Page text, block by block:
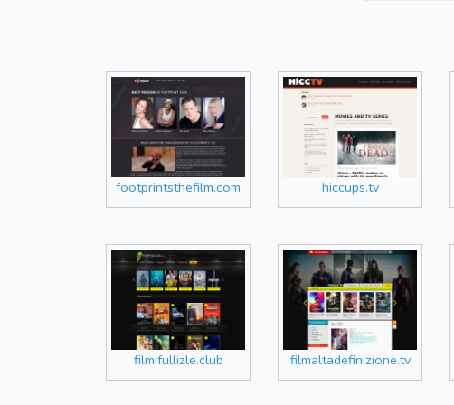
footprintsthefilm.com hiccups.tv
filmifullizle.club filmaltadefinizione.tv